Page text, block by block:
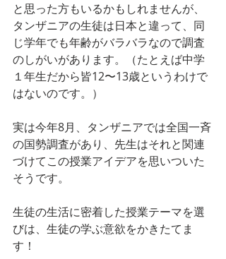
と思った方もいるかもしれませんが、
タンザニアの生徒は日本と違って、同
じ学年でも年齢がバラバラなので調査
のしがいがあります。（たとえば中学
１年生だから皆12〜13歳というわけで
はないのです。）
実は今年8月、タンザニアでは全国一斉
の国勢調査があり、先生はそれと関連
づけてこの授業アイデアを思いついた
そうです。
生徒の生活に密着した授業テーマを選
びは、生徒の学ぶ意欲をかきたてま
す！